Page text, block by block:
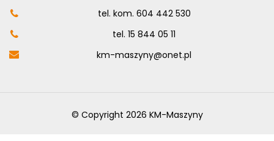
tel. kom. 604 442 530
tel. 15 844 05 11
km-maszyny@onet.pl
© Copyright 2026 KM-Maszyny